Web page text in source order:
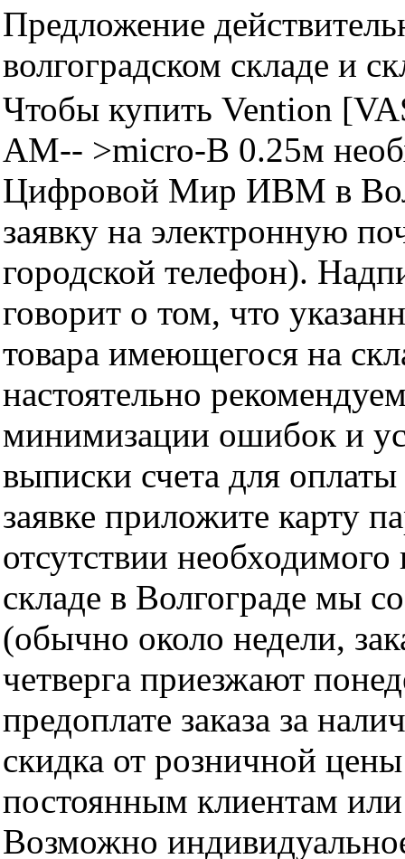
Предложение
волгоградском складе и
Чтобы купить Vention
AM-- >micro-B 0.25м
Цифровой Мир ИВМ в
заявку на электронную
городской телефон).
говорит о том, что
товара имеющегося на
настоятельно
минимизации ошибок и
выписки счета для
заявке приложите карту
отсутствии
складе в Волгограде мы
(обычно около недели,
четверга приезжают
предоплате заказа за
скидка от розничной
постоянным клиентам
Возможно